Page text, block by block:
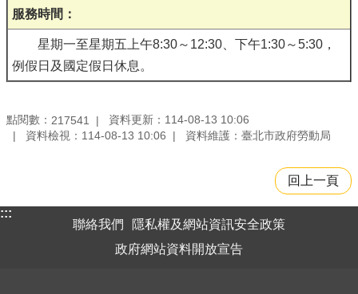
服務時間：
星期一至星期五上午8:30～12:30、下午1:30～5:30，
例假日及國定假日休息。
點閱數： 217541
資料更新：114-08-13 10:06
資料檢視：114-08-13 10:06
資料維護：臺北市政府勞動局
回上一頁
:::
聯絡我們
隱私權及網站資訊安全政策
政府網站資料開放宣告